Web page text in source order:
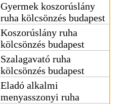
Gyermek koszorúslány
ruha kölcsönzés budapest
Koszorúslány ruha
kölcsönzés budapest
Szalagavató ruha
kölcsönzés budapest
Eladó alkalmi
menyasszonyi ruha